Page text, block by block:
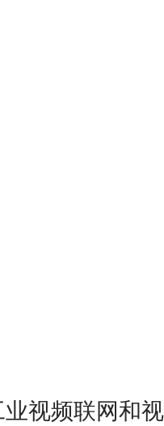
视频联网和视